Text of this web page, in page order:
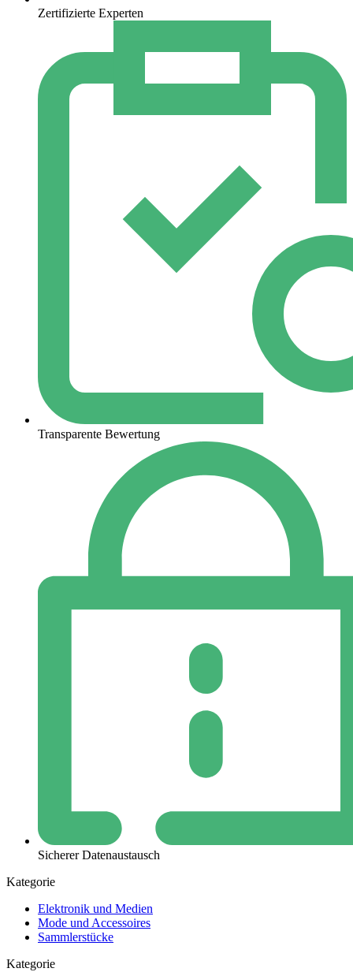
Zertifizierte Experten
Transparente Bewertung
Sicherer Datenaustausch
Kategorie
Elektronik und Medien
Mode und Accessoires
Sammlerstücke
Kategorie